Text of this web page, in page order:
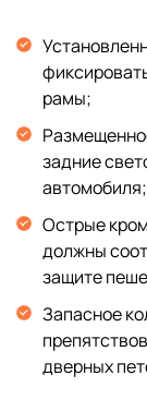
рамы;
задние
автомобиля;
Острые
должны
защите
Запасное
дверных